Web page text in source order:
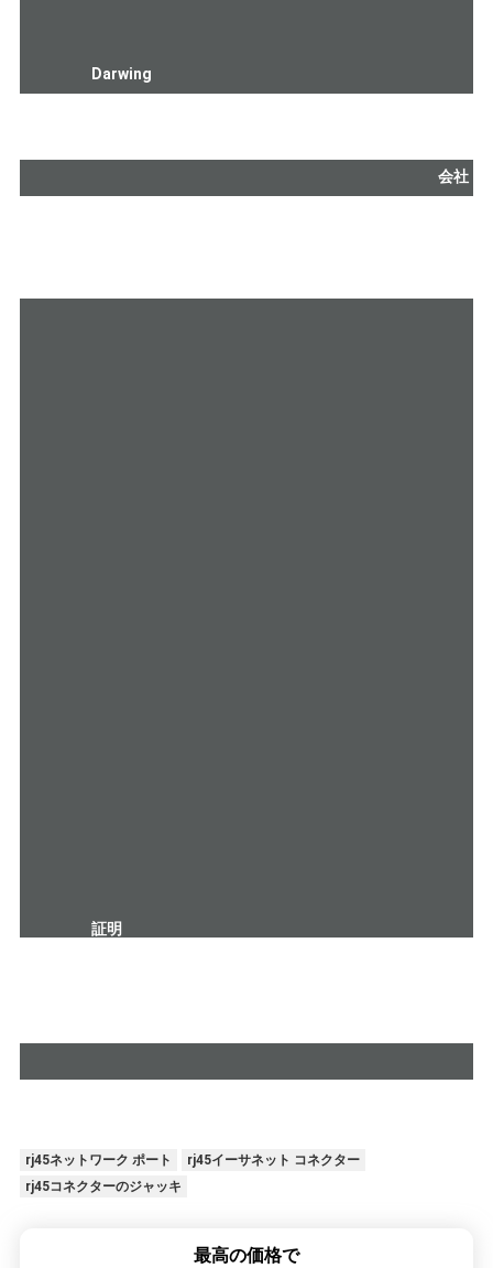
Darwing
会社
証明
rj45ネットワーク ポート
rj45イーサネット コネクター
rj45コネクターのジャッキ
最高の価格で